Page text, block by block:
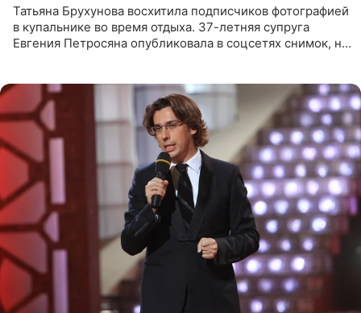
Татьяна Брухунова восхитила подписчиков фотографией
в купальнике во время отдыха. 37-летняя супруга
Евгения Петросяна опубликовала в соцсетях снимок, на